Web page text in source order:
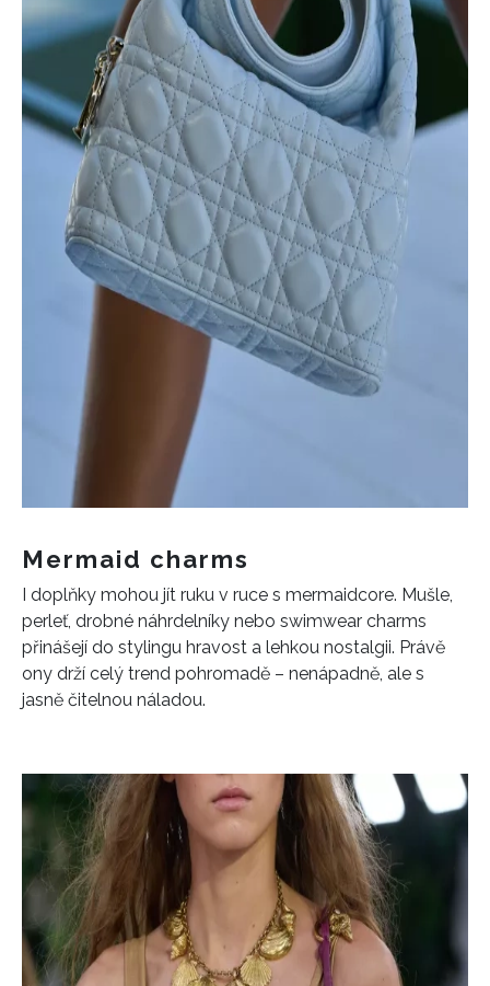
Mermaid charms
I doplňky mohou jít ruku v ruce s mermaidcore. Mušle,
perleť, drobné náhrdelníky nebo swimwear charms
přinášejí do stylingu hravost a lehkou nostalgii. Právě
ony drží celý trend pohromadě – nenápadně, ale s
jasně čitelnou náladou.